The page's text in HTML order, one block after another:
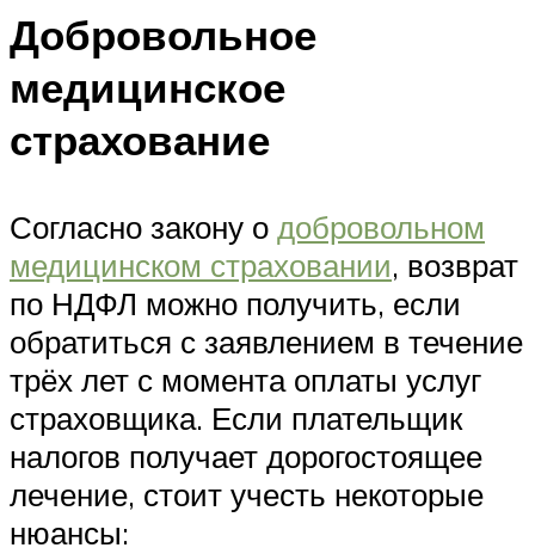
Добровольное
медицинское
страхование
Согласно закону о добровольном
медицинском страховании, возврат
по НДФЛ можно получить, если
обратиться с заявлением в течение
трёх лет с момента оплаты услуг
страховщика. Если плательщик
налогов получает дорогостоящее
лечение, стоит учесть некоторые
нюансы: